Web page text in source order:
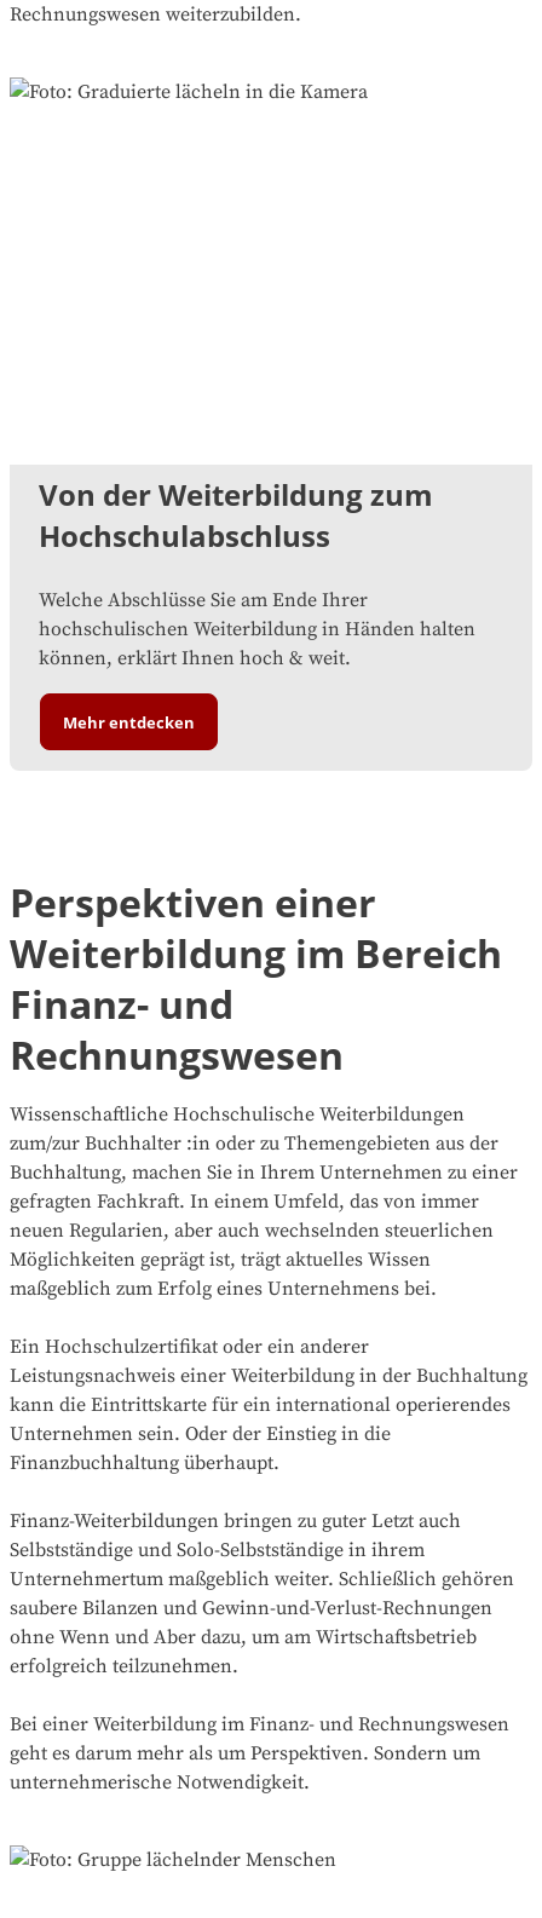
Rechnungswesen weiterzubilden.
Von der Weiterbildung zum
Hochschulabschluss
Welche Abschlüsse Sie am Ende Ihrer
hochschulischen Weiterbildung in Händen halten
können, erklärt Ihnen hoch & weit.
Mehr entdecken
Perspektiven einer
Weiterbildung im Bereich
Finanz- und
Rechnungswesen
Wissenschaftliche Hochschulische Weiterbildungen
zum/zur Buchhalter :in oder zu Themengebieten aus der
Buchhaltung, machen Sie in Ihrem Unternehmen zu einer
gefragten Fachkraft. In einem Umfeld, das von immer
neuen Regularien, aber auch wechselnden steuerlichen
Möglichkeiten geprägt ist, trägt aktuelles Wissen
maßgeblich zum Erfolg eines Unternehmens bei.
Ein Hochschulzertifikat oder ein anderer
Leistungsnachweis einer Weiterbildung in der Buchhaltung
kann die Eintrittskarte für ein international operierendes
Unternehmen sein. Oder der Einstieg in die
Finanzbuchhaltung überhaupt.
Finanz-Weiterbildungen bringen zu guter Letzt auch
Selbstständige und Solo-Selbstständige in ihrem
Unternehmertum maßgeblich weiter. Schließlich gehören
saubere Bilanzen und Gewinn-und-Verlust-Rechnungen
ohne Wenn und Aber dazu, um am Wirtschaftsbetrieb
erfolgreich teilzunehmen.
Bei einer Weiterbildung im Finanz- und Rechnungswesen
geht es darum mehr als um Perspektiven. Sondern um
unternehmerische Notwendigkeit.